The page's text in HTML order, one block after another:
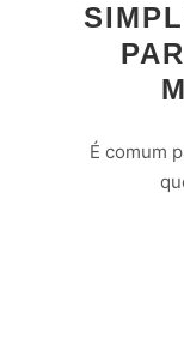
É comum